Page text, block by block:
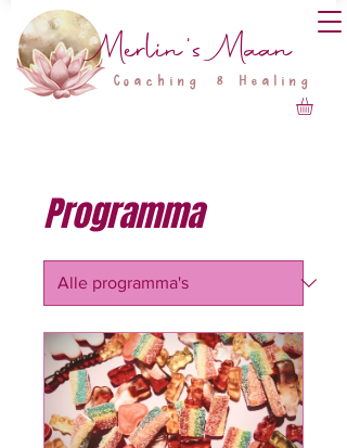
Merlin's Maan
Coaching 8 Healing
Programma